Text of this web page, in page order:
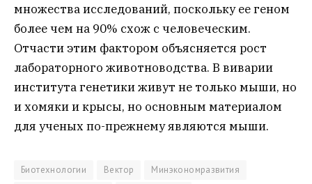
множества исследований, поскольку ее геном
более чем на 90% схож с человеческим.
Отчасти этим фактором объясняется рост
лабораторного животноводства. В виварии
института генетики живут не только мыши, но
и хомяки и крысы, но основным материалом
для ученых по-прежнему являются мыши.
Биотехнологии Вектор
Минэкономразвития